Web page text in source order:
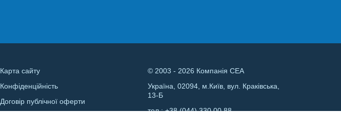
Карта сайту
Конфіденційність
Договір публічної оферти
© 2003 - 2026 Компанія СЕА
Україна, 02094, м.Київ, вул. Краківська,
13-Б
тел.:+38 (044) 330 00 88